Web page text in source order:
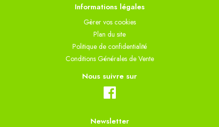
Informations légales
Gèrer vos cookies
Plan du site
Politique de confidentialité
Conditions Générales de Vente
Nous suivre sur
Newsletter